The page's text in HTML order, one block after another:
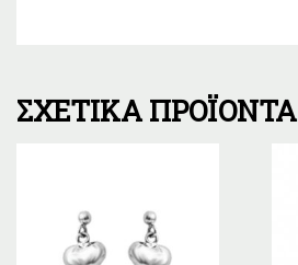
ΣΧΕΤΙΚΆ ΠΡΟΪΌΝΤΑ